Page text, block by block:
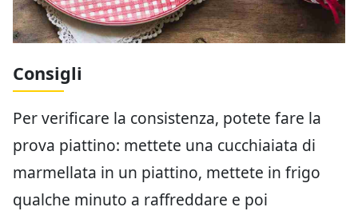
Consigli
Per verificare la consistenza, potete fare la
prova piattino: mettete una cucchiaiata di
marmellata in un piattino, mettete in frigo
qualche minuto a raffreddare e poi